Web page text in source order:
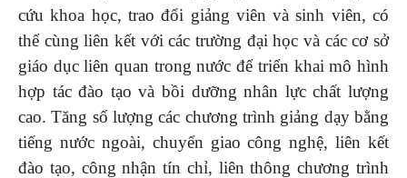
cứu khoa học, trao đổi giảng viên và sinh viên, có
thể cùng liên kết với các trường đại học và các cơ sở
giáo dục liên quan trong nước để triển khai mô hình
hợp tác đào tạo và bồi dưỡng nhân lực chất lượng
cao. Tăng số lượng các chương trình giảng dạy bằng
tiếng nước ngoài, chuyển giao công nghệ, liên kết
đào tạo, công nhận tín chỉ, liên thông chương trình